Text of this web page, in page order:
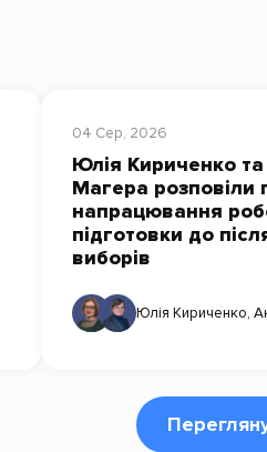
04 Сер, 2026
Юлія Кириченко та
Магера розповіли
напрацювання
підготовки до
виборів
Юлія Кириченко,